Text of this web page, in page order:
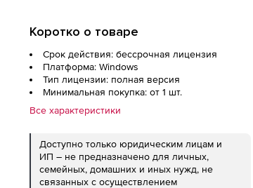
Коротко о товаре
Срок действия: бессрочная лицензия
Платформа: Windows
Тип лицензии: полная версия
Минимальная покупка: от 1 шт.
Все характеристики
Доступно только юридическим лицам и
ИП – не предназначено для личных,
семейных, домашних и иных нужд, не
связанных с осуществлением